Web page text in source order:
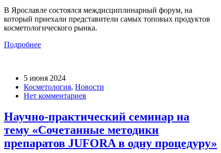
В Ярославле состоялся междисциплинарный форум, на
который приехали представители самых топовых продуктов
косметологического рынка.
Подробнее
5 июня 2024
Косметология, Новости
Нет комментариев
Научно-практический семинар на
тему «Сочетанные методики
препаратов JUFORA в одну процедуру»